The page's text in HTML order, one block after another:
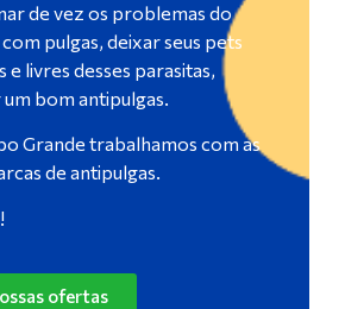
de vez os problemas do
pulgas, deixar seus pets
e livres desses parasitas,
bom antipulgas.
Grande trabalhamos com as
de antipulgas.
ofertas